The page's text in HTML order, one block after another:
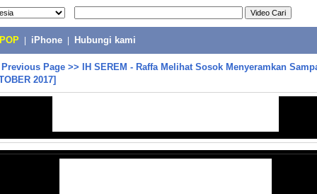
iPhone Hubungi kami
Previous Page >>
IH SEREM - Raffa Melihat Sosok Menyeramkan
2017]